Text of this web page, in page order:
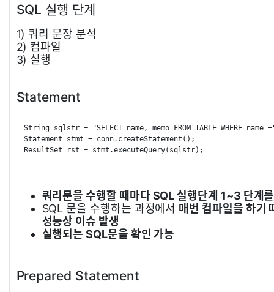
SQL 실행 단계
1) 쿼리 문장 분석
2) 컴파일
3) 실행
Statement
String sqlstr =
"SELECT name, memo FROM TABLE WHERE name
Statement stmt = conn. createStatement ( ) ;
ResultSet rst = stmt .executeQuery( sqlstr) ;
쿼리문을 수행할 때마다 SQL 실행단계 1~3 단계
SQL 문을 수행하는 과정에서 매번 컴파일을 하기
성능상 이슈 발생
실행되는 SQL문을 확인 가능
Prepared Statement